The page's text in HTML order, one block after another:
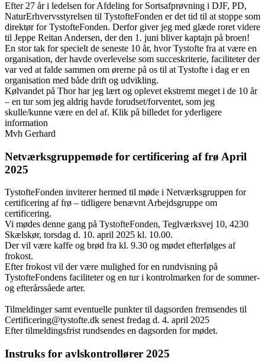
Efter 27 år i ledelsen for Afdeling for Sortsafprøvning i DJF, PD,
NaturErhvervsstyrelsen til TystofteFonden er det tid til at stoppe som
direktør for TystofteFonden. Derfor giver jeg med glæde roret videre
til Jeppe Reitan Andersen, der den 1. juni bliver kaptajn på broen!
En stor tak for specielt de seneste 10 år, hvor Tystofte fra at være en
organisation, der havde overlevelse som succeskriterie, faciliteter der
var ved at falde sammen om ørerne på os til at Tystofte i dag er en
organisation med både drift og udvikling.
Kølvandet på Thor har jeg lært og oplevet ekstremt meget i de 10 år
– en tur som jeg aldrig havde forudset/forventet, som jeg
skulle/kunne være en del af. Klik på billedet for yderligere
information
Mvh Gerhard
Netværksgruppemøde for certificering af frø April
2025
TystofteFonden inviterer hermed til møde i Netværksgruppen for
certificering af frø – tidligere benævnt Arbejdsgruppe om
certificering.
Vi mødes denne gang på TystofteFonden, Teglværksvej 10, 4230
Skælskør, torsdag d. 10. april 2025 kl. 10.00.
Der vil være kaffe og brød fra kl. 9.30 og mødet efterfølges af
frokost.
Efter frokost vil der være mulighed for en rundvisning på
TystofteFondens faciliteter og en tur i kontrolmarken for de sommer-
og efterårssåede arter.
Tilmeldinger samt eventuelle punkter til dagsorden fremsendes til
Certificering@tystofte.dk senest fredag d. 4. april 2025
Efter tilmeldingsfrist rundsendes en dagsorden for mødet.
Instruks for avlskontrollører 2025